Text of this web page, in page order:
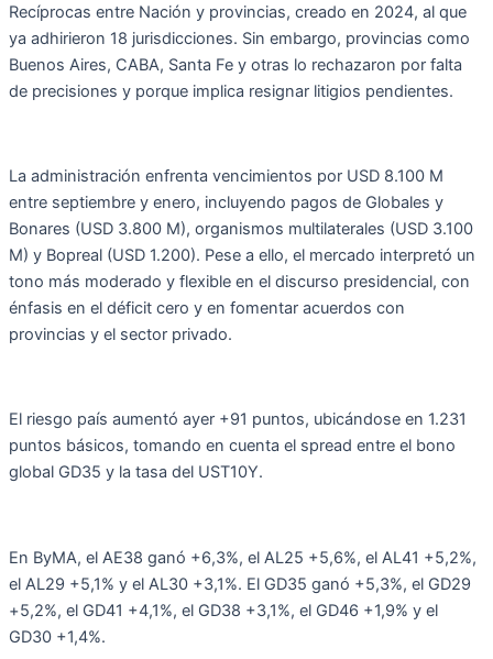
Recíprocas entre Nación y provincias, creado en 2024, al que
ya adhirieron 18 jurisdicciones. Sin embargo, provincias como
Buenos Aires, CABA, Santa Fe y otras lo rechazaron por falta
de precisiones y porque implica resignar litigios pendientes.
La administración enfrenta vencimientos por USD 8.100 M
entre septiembre y enero, incluyendo pagos de Globales y
Bonares (USD 3.800 M), organismos multilaterales (USD 3.100
M) y Bopreal (USD 1.200). Pese a ello, el mercado interpretó un
tono más moderado y flexible en el discurso presidencial, con
énfasis en el déficit cero y en fomentar acuerdos con
provincias y el sector privado.
El riesgo país aumentó ayer +91 puntos, ubicándose en 1.231
puntos básicos, tomando en cuenta el spread entre el bono
global GD35 y la tasa del UST10Y.
En ByMA, el AE38 ganó +6,3%, el AL25 +5,6%, el AL41 +5,2%,
el AL29 +5,1% y el AL30 +3,1%. El GD35 ganó +5,3%, el GD29
+5,2%, el GD41 +4,1%, el GD38 +3,1%, el GD46 +1,9% y el
GD30 +1,4%.